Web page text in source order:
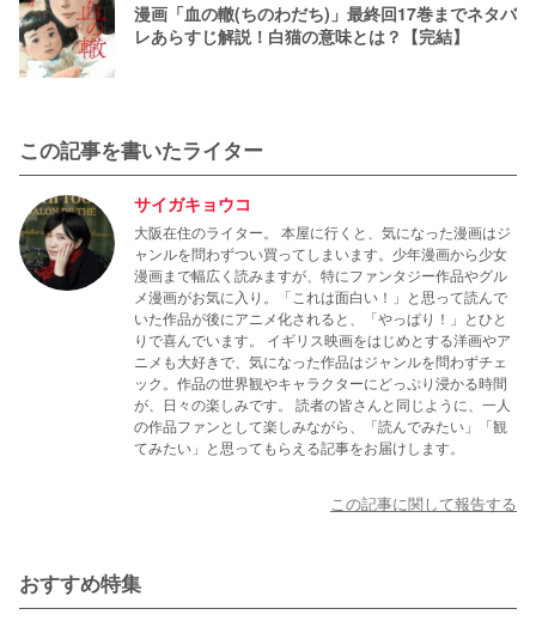
漫画「血の轍(ちのわだち)」最終回17巻までネタバ
レあらすじ解説！白猫の意味とは？【完結】
この記事を書いたライター
サイガキョウコ
大阪在住のライター。 本屋に行くと、気になった漫画はジ
ャンルを問わずつい買ってしまいます。少年漫画から少女
漫画まで幅広く読みますが、特にファンタジー作品やグル
メ漫画がお気に入り。「これは面白い！」と思って読んで
いた作品が後にアニメ化されると、「やっぱり！」とひと
りで喜んでいます。 イギリス映画をはじめとする洋画やア
ニメも大好きで、気になった作品はジャンルを問わずチェ
ック。作品の世界観やキャラクターにどっぷり浸かる時間
が、日々の楽しみです。 読者の皆さんと同じように、一人
の作品ファンとして楽しみながら、「読んでみたい」「観
てみたい」と思ってもらえる記事をお届けします。
この記事に関して報告する
おすすめ特集